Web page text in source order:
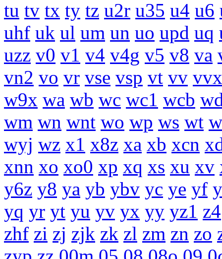
tu tv tx ty tz u2r u35 u4 u6
uhf uk ul um un uo upd uq
uzz v0 v1 v4 v4g v5 v8 va
vn2 vo vr vse vsp vt vv vvx
w9x wa wb wc wc1 wcb
wm wn wnt wo wp ws wt
wyj wz x1 x8z xa xb xcn
xnn xo xo0 xp xq xs xu xv
y6z y8 ya yb ybv yc ye yf
yq yr yt yu yv yx yy yz1 z4
zhf zi zj zjk zk zl zm zn zo